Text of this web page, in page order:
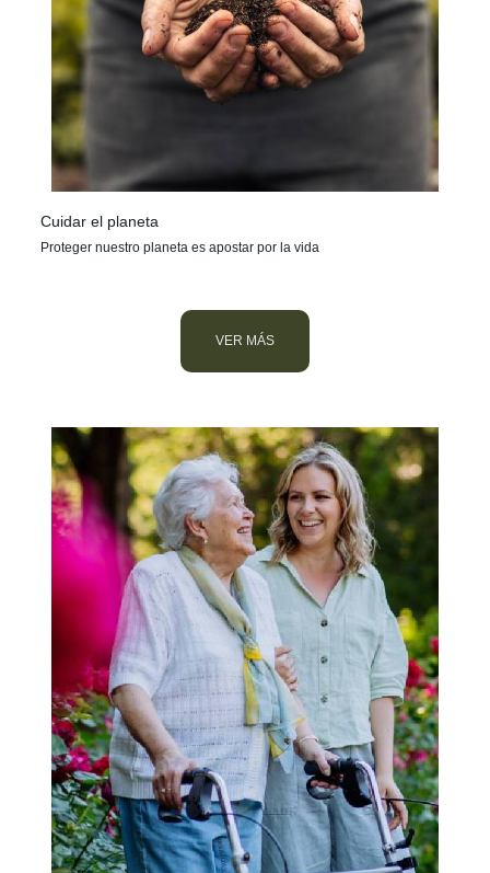
Cuidar el planeta
Proteger nuestro planeta es apostar por la vida
VER MÁS